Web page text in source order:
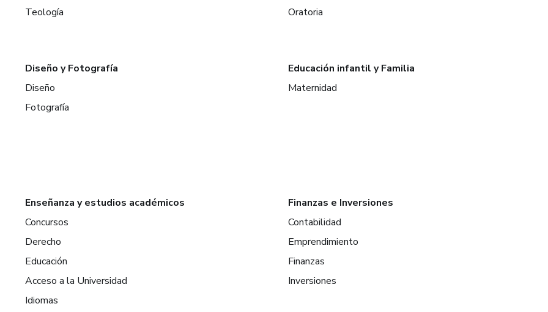
Teología
Oratoria
Diseño y Fotografía
Diseño
Fotografía
Educación infantil y Familia
Maternidad
Enseñanza y estudios académicos
Concursos
Derecho
Educación
Acceso a la Universidad
Idiomas
Finanzas e Inversiones
Contabilidad
Emprendimiento
Finanzas
Inversiones